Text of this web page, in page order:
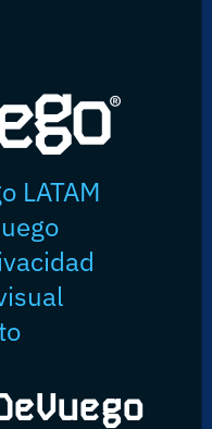
LATAM